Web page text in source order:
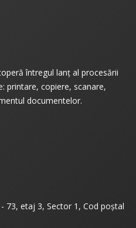
întregul lanț al procesării
printare, copiere, scanare,
documentelor.
73, etaj 3, Sector 1, Cod poștal